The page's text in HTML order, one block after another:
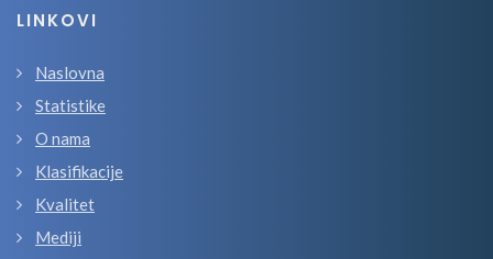
LINKOVI
Naslovna
Statistike
O nama
Klasifikacije
Kvalitet
Mediji